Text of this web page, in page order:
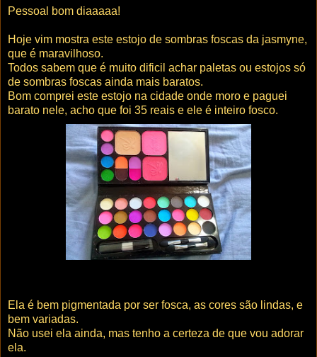
Pessoal bom diaaaaa!
Hoje vim mostra este estojo de sombras foscas da jasmyne,
que é maravilhoso.
Todos sabem que é muito dificil achar paletas ou estojos só
de sombras foscas ainda mais baratos.
Bom comprei este estojo na cidade onde moro e paguei
barato nele, acho que foi 35 reais e ele é inteiro fosco.
Ela é bem pigmentada por ser fosca, as cores são lindas, e
bem variadas.
Não usei ela ainda, mas tenho a certeza de que vou adorar
ela.